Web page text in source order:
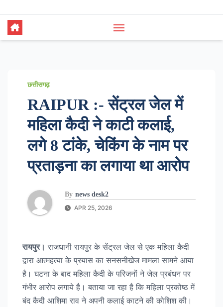
छत्तीसगढ़
RAIPUR :- सेंट्रल जेल में
महिला कैदी ने काटी कलाई,
लगे 8 टांके, चेकिंग के नाम पर
प्रताड़ना का लगाया था आरोप
By news desk2
APR 25, 2026
रायपुर। राजधानी रायपुर के सेंट्रल जेल से एक महिला कैदी
द्वारा आत्महत्या के प्रयास का सनसनीखेज मामला सामने आया
है। घटना के बाद महिला कैदी के परिजनों ने जेल प्रबंधन पर
गंभीर आरोप लगाये है। बताया जा रहा है कि महिला प्रकोष्ठ में
बंद कैदी आशिमा राव ने अपनी कलाई काटने की कोशिश की।